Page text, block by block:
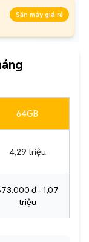
Săn máy giá rẻ
64GB
4,29 triệu
đ - 1,07
triệu